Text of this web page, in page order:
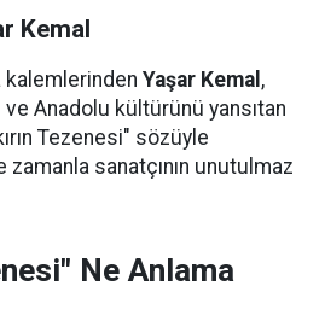
Kemal
kalemlerinden Yaşar Kemal ,
ve Anadolu kültürünü yansıtan
Tezenesi" sözüyle
zamanla sanatçının unutulmaz
Ne Anlama